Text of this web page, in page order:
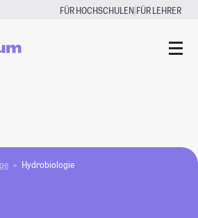
FÜR HOCHSCHULEN|FÜR LEHRER
Hydrobiologie